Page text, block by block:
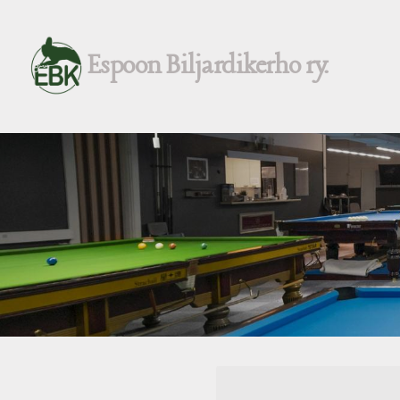
sivun
sisältöön
Espoon Biljardikerho ry.